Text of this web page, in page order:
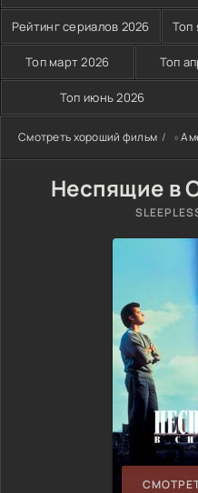
Рейтинг сериалов 2026 Топ
Топ март 2026 Топ
Топ июнь 2026
Смотреть хороший фильм »
Неспящие в